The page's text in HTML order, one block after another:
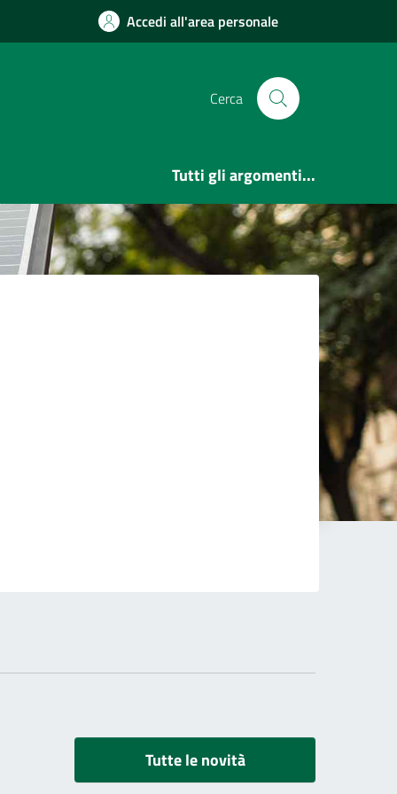
Accedi all'area personale
Cerca
Tutti gli argomenti...
Tutte le novità